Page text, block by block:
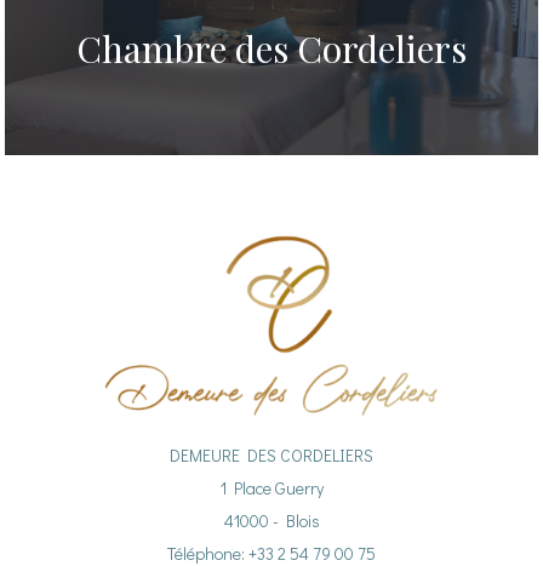
Chambre des Cordeliers
DEMEURE DES CORDELIERS
1 Place Guerry
41000 - Blois
Téléphone: +33 2 54 79 00 75